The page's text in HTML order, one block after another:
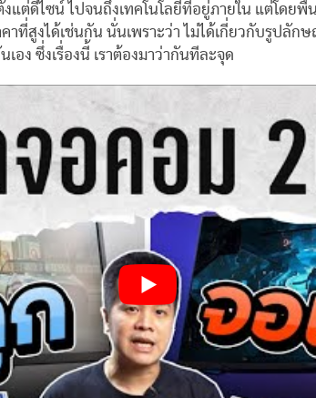
แต่ดีไซน์ ไปจนถึงเทคโนโลยีที่อยู่ภายใน แต่โดยพื้
าที่สูงได้เช่นกัน นั่นเพราะว่า ไม่ได้เกี่ยวกับรูปลั
อง ซึ่งเรื่องนี้ เราต้องมาว่ากันทีละจุด